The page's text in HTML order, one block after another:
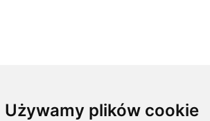
Używamy plików cookie